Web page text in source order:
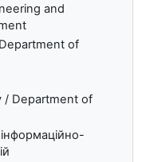
and
of
Department of